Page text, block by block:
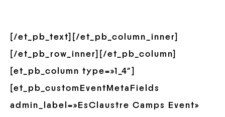
[/et_pb_text][/et_pb_column_inner]
[/et_pb_row_inner][/et_pb_column]
[et_pb_column type=»1_4″]
[et_pb_customEventMetaFields
admin_label=»EsClaustre Camps Event»